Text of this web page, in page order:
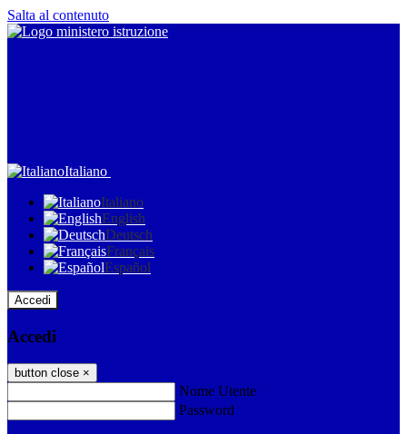
Salta al contenuto
Italiano
Italiano
English
Deutsch
Français
Español
Accedi
Accedi
button close ×
Nome Utente
Password